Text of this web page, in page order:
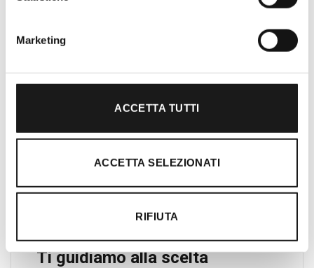
Marketing
ACCETTA TUTTI
ACCETTA SELEZIONATI
RIFIUTA
gratificante.
Ti guidiamo alla scelta